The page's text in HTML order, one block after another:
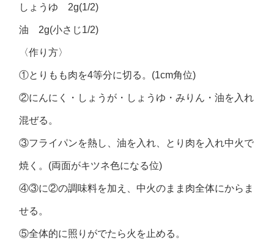
しょうゆ 2g(1/2)
油 2g(小さじ1/2)
〈作り方〉
①とりもも肉を4等分に切る。(1cm角位)
②にんにく・しょうが・しょうゆ・みりん・油を入れ
混ぜる。
③フライパンを熱し、油を入れ、とり肉を入れ中火で
焼く。(両面がキツネ色になる位)
④③に②の調味料を加え、中火のまま肉全体にからま
せる。
⑤全体的に照りがでたら火を止める。